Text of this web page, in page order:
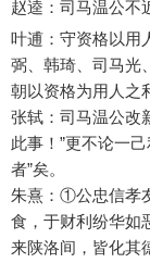
赵逵：司马温公不
叶逋：守资格以用
弼、韩琦、司马光
朝以资格为用人之
张轼：司马温公改
此事！”更不论一
者”矣。
朱熹：①公忠信孝
食，于财利纷华如
来陕洛间，皆化其